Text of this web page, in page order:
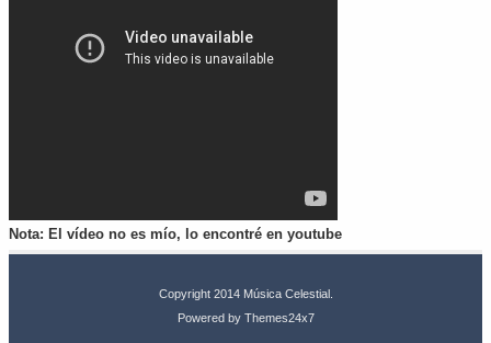
Nota: El vídeo no es mío, lo encontré en youtube
Copyright 2014 Música Celestial .
Powered by Themes24x7